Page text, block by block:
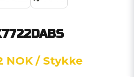
NOK / Stykke